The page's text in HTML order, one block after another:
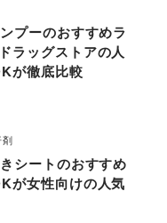
プーのおすすめラ
ラッグストアの人
が徹底比較
シートのおすすめ
が女性向けの人気